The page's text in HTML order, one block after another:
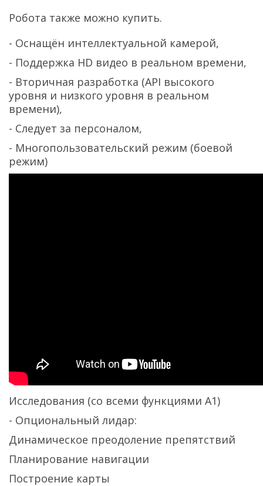
Робота также можно купить.
- Оснащён интеллектуальной камерой,
- Поддержка HD видео в реальном времени,
- Вторичная разработка (API высокого
уровня и низкого уровня в реальном
времени),
- Следует за персоналом,
- Многопользовательский режим (боевой
режим)
Исследования (со всеми функциями А1)
- Опциональный лидар:
Динамическое преодоление препятствий
Планирование навигации
Построение карты